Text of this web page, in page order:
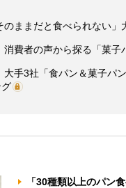
ままだと食べられない」
費者の声から探る「菓子
大手3社「食パン＆菓子パ
「30種類以上のパン